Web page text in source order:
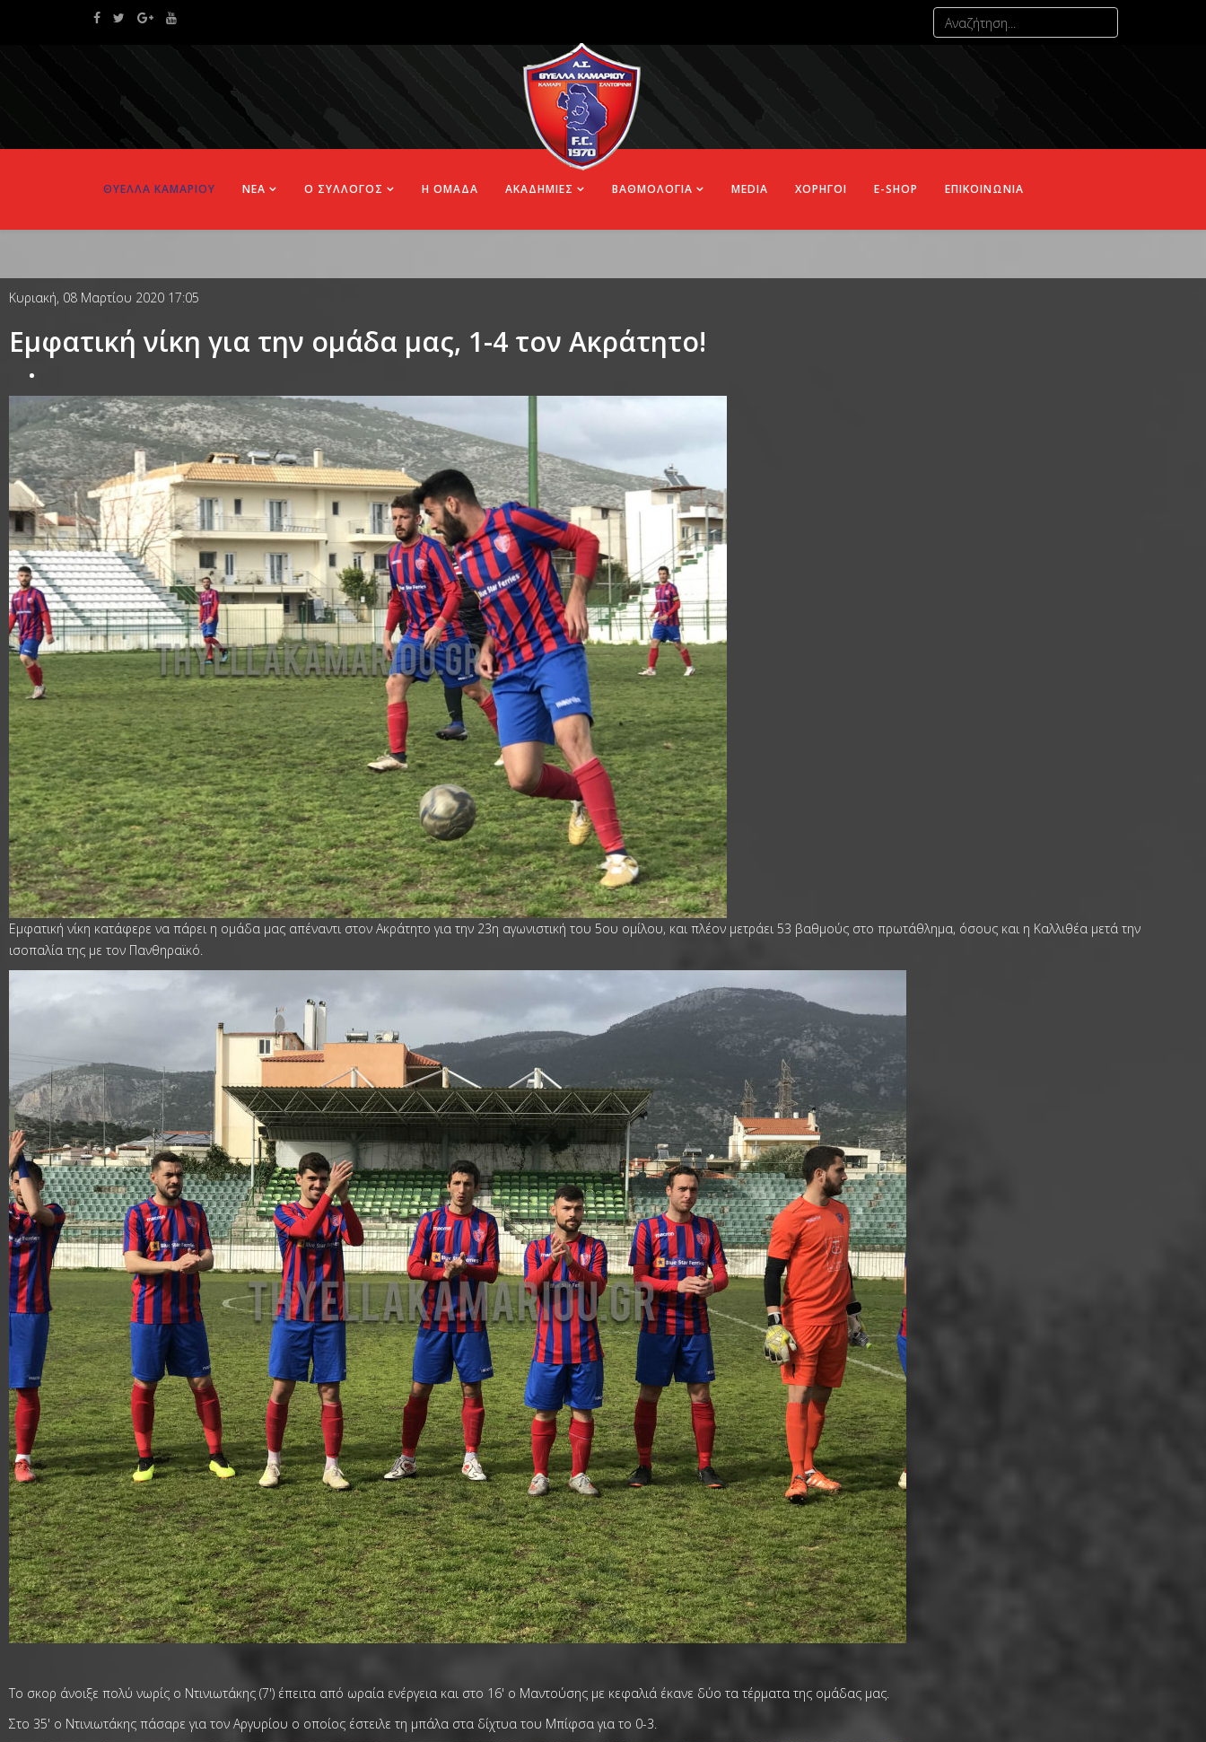
ΘΥΕΛΛΑ ΚΑΜΑΡΙΟΥ ΝΕΑ Ο ΣΥΛΛΟΓΟΣ Η ΟΜΑΔΑ ΑΚΑΔΗΜΙΕΣ ΒΑΘΜΟΛΟΓΙΑ MEDIA ΧΟΡΗΓΟΙ E-SHOP ΕΠΙΚΟΙΝΩΝΙΑ
Κυριακή, 08 Μαρτίου 2020 17:05
Εμφατική νίκη για την ομάδα μας, 1-4 τον Ακράτητο!
Εμφατική νίκη κατάφερε να πάρει η ομάδα μας απέναντι στον Ακράτητο για την 23η αγωνιστική του 5ου ομίλου, και πλέον μετράει 53 βαθμούς στο πρωτάθλημα, όσους και η Καλλιθέα μετά την
ισοπαλία της με τον Πανθηραϊκό.
Το σκορ άνοιξε πολύ νωρίς ο Ντινιωτάκης (7') έπειτα από ωραία ενέργεια και στο 16' ο Μαντούσης με κεφαλιά έκανε δύο τα τέρματα της ομάδας μας.
Στο 35' ο Ντινιωτάκης πάσαρε για τον Αργυρίου ο οποίος έστειλε τη μπάλα στα δίχτυα του Μπίφσα για το 0-3.